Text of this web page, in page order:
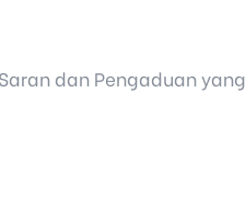
dan Pengaduan yang